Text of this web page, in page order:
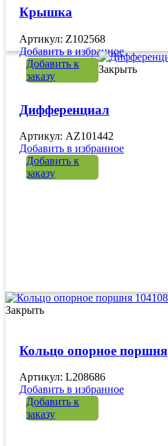
Крышка
Артикул: Z102568
Добавить в избранное
Добавить к
заказу
Закрыть
Дифференциал
Артикул: AZ101442
Добавить в избранное
Добавить к
заказу
Закрыть
Кольцо опорное поршня
Артикул: L208686
Добавить в избранное
Добавить к
заказу